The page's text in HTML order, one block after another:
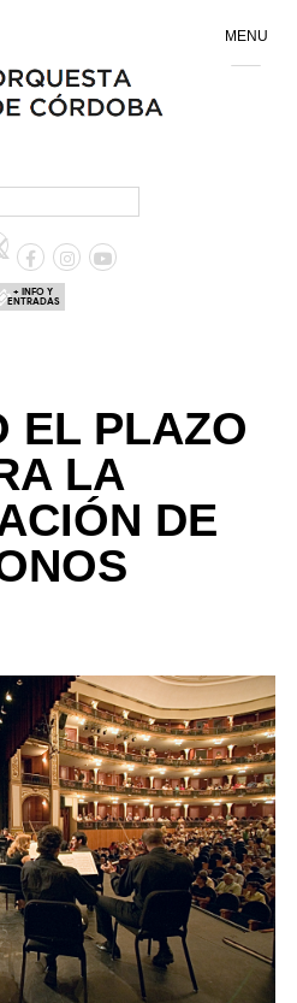
+ INFO Y
ENTRADAS
EL PLAZO
LA
DE
MENU